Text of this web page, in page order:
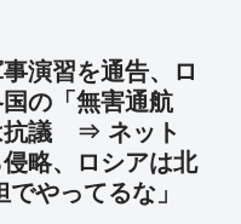
演習を通告、ロ
の「無害通航
抗議 ⇒ ネット
略、ロシアは北
やってるな」